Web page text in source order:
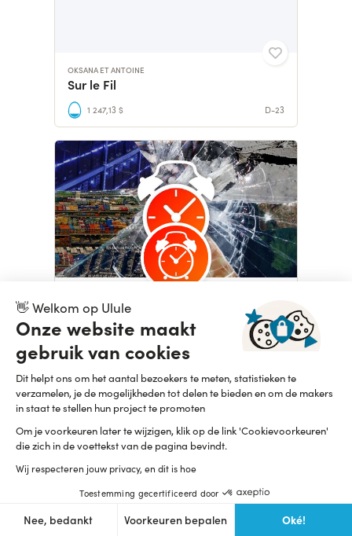
👋 Welkom op Ulule
Onze website maakt
gebruik van cookies
Dit helpt ons om het aantal bezoekers te meten, statistieken te
verzamelen, je de mogelijkheden tot delen te bieden en om de makers
in staat te stellen hun project te promoten
Om je voorkeuren later te wijzigen, klik op de link 'Cookievoorkeuren'
die zich in de voettekst van de pagina bevindt.
Wij respecteren jouw privacy, en dit is hoe
Toestemming gecertificeerd door
Nee, bedankt Voorkeuren bepalen Oké!
OKSANA ET ANTOINE
Sur le Fil
1 247,13 $ D-23
Le Réveilleur
Aanmelden
Defakator